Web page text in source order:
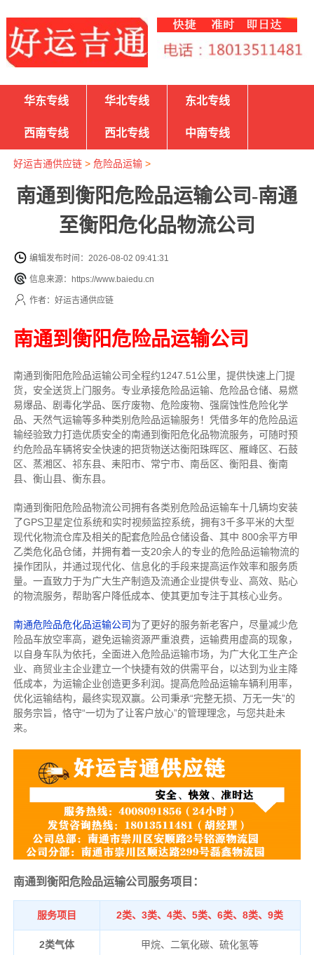
华东专线 华北专线 东北专线
西南专线 西北专线 中南专线
好运吉通供应链> 危险品运输>
南通到衡阳危险品运输公司-南通
至衡阳危化品物流公司
编辑发布时间：2026-08-02 09:41:31
信息来源：https://www.baiedu.cn
作者：好运吉通供应链
南通到衡阳危险品运输公司
南通到衡阳危险品运输公司全程约1247.51公里，提供快速上门提
货，安全送货上门服务。 专业承接危险品运输、危险品仓储、易燃
易爆品、剧毒化学品、医疗废物、危险废物、强腐蚀性危险化学
品、天然气运输等多种类别危险品运输服务！ 凭借多年的危险品运
输经验致力打造优质安全的南通到衡阳危化品物流服务，可随时预
约危险品车辆将安全快速的把货物送达衡阳珠晖区、雁峰区、石鼓
区、蒸湘区、祁东县、耒阳市、常宁市、南岳区、衡阳县、衡南
县、衡山县、衡东县。
南通到衡阳危险品物流公司拥有各类别危险品运输车十几辆均安装
了GPS卫星定位系统和实时视频监控系统，拥有3千多平米的大型
现代化物流仓库及相关的配套危险品仓储设备、其中 800余平方甲
乙类危化品仓储，并拥有着一支20余人的专业的危险品运输物流的
操作团队，并通过现代化、信息化的手段来提高运作效率和服务质
量。一直致力于为广大生产制造及流通企业提供专业、高效、贴心
的物流服务，帮助客户降低成本、使其更加专注于其核心业务。
南通危险品危化品运输公司为了更好的服务新老客户，尽量减少危
险品车放空率高，避免运输资源严重浪费，运输费用虚高的现象，
以自身车队为依托，全面进入危险品运输市场，为广大化工生产企
业、商贸业主企业建立一个快捷有效的供需平台，以达到为业主降
低成本，为运输企业创造更多利润。提高危险品运输车辆利用率，
优化运输结构，最终实现双赢。公司秉承“完整无损、万无一失”的
服务宗旨，恪守“一切为了让客户放心”的管理理念，与您共赴未
来。
南通到衡阳危险品运输公司服务项目：
服务项目 2类、3类、4类、5类、6类、8类、9类
2类气体 甲烷、二氧化碳、硫化氢等